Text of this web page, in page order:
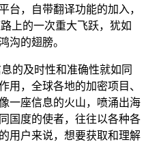
台，自带翻译功能的加入，
上的一次重大飞跃，犹如
沟的翅膀。
的及时性和准确性就如同
用，全球各地的加密项目、
一座信息的火山，喷涌出海
国度的使者，往往以各种各
用户来说，想要获取和理解